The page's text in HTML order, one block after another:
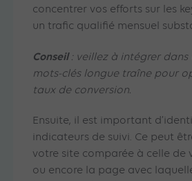
concentrer vos efforts sur les
un trafic qualifié mensuel
Conseil: veillez à intégrer dans
mots-clés longue traîne pour
taux de conversion.
Ensuite, il est important
indicateurs de suivi. Ce peut
votre site comparée à celle de
ou encore la page avec